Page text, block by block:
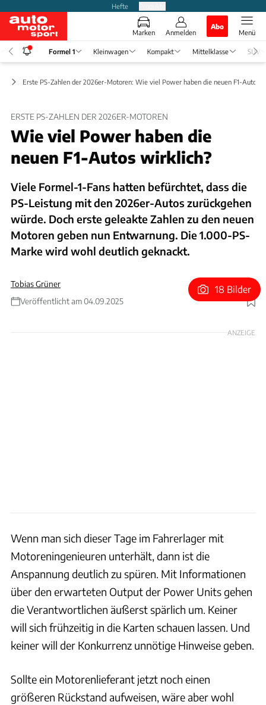
Hefte
Marken Anmelden
Abo
Menü
Formel 1 Kleinwagen Kompakt Mittelklasse SUV
Erste PS-Zahlen der 2026er-Motoren: Wie viel Power haben die neuen F1-Autos
ERSTE PS-ZAHLEN DER 2026ER-MOTOREN
Wie viel Power haben die
neuen F1-Autos wirklich?
Viele Formel-1-Fans hatten befürchtet, dass die
PS-Leistung mit den 2026er-Autos zurückgehen
würde. Doch erste geleakte Zahlen zu den neuen
Motoren geben nun Entwarnung. Die 1.000-PS-
Marke wird wohl deutlich geknackt.
Tobias Grüner
Veröffentlicht am 04.09.2025
Foto: xpb
18 Bilder
ANZEIGE
Wenn man sich dieser Tage im Fahrerlager mit
Motoreningenieuren unterhält, dann ist die
Anspannung deutlich zu spüren. Mit Informationen
über den erwarteten Output der Power Units gehen
die Verantwortlichen äußerst spärlich um. Keiner
will sich frühzeitig in die Karten schauen lassen. Und
keiner will der Konkurrenz unnötige Hinweise geben.
Sollte ein Motorenlieferant jetzt noch einen
größeren Rückstand aufweisen, wäre aber wohl